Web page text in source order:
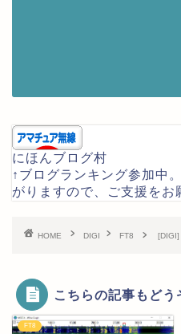
にほんブログ村
↑ブログランキング参加中
がりますので、ご支援をお
HOME DIGI FT8 [DIGI]
こちらの記事もどう
FT8